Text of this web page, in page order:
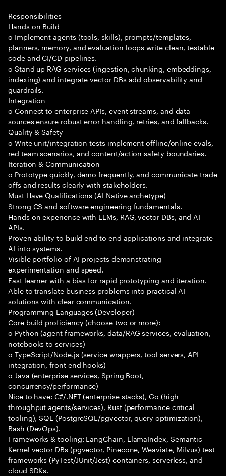
Responsibilities
Hands on Build
o Implement agents (tools, skills), prompts/templates,
planners, memory, and evaluation loops write clean, testable
code and CI/CD pipelines.
o Stand up RAG services (ingestion, chunking, embeddings,
indexing) and integrate vector DBs add observability and
guardrails.
Integration
o Connect to enterprise APIs, event streams, and data
sources ensure robust error handling, retries, and fallbacks.
Quality & Safety
o Write unit/integration tests implement offline/online evals,
red team scenarios, and content/action safety boundaries.
Iteration & Communication
o Prototype quickly, demo frequently, and communicate trade
offs and results clearly with stakeholders.
Must Have Qualifications (AI Native archetype)
Strong CS and software engineering fundamentals.
Hands on experience with LLMs, RAG, vector DBs, and AI
APIs.
Proven ability to build end to end applications and integrate
AI into systems.
Visible portfolio of AI projects demonstrating
experimentation and speed.
Fast learner with a bias for rapid prototyping and iteration.
Able to translate business problems into practical AI
solutions with clear communication.
Programming Languages (Developer)
Core build proficiency (choose two or more):
o Python (agent frameworks, data/RAG services, evaluation,
notebooks to services)
o TypeScript/Node.js (service wrappers, tool servers, API
integration, front end hooks)
o Java (enterprise services, Spring Boot,
concurrency/performance)
Nice to have: C#/.NET (enterprise stacks), Go (high
throughput agents/services), Rust (performance critical
tooling), SQL (PostgreSQL/pgvector, query optimization),
Bash (DevOps).
Frameworks & tooling: LangChain, LlamaIndex, Semantic
Kernel vector DBs (pgvector, Pinecone, Weaviate, Milvus) test
frameworks (PyTest/JUnit/Jest) containers, serverless, and
cloud SDKs.